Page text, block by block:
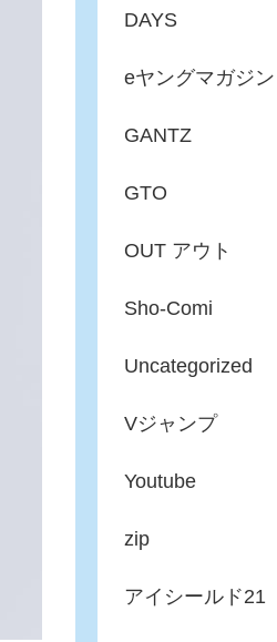
DAYS
eヤングマガジン
GANTZ
GTO
OUT アウト
Sho-Comi
Uncategorized
Vジャンプ
Youtube
zip
アイシールド21